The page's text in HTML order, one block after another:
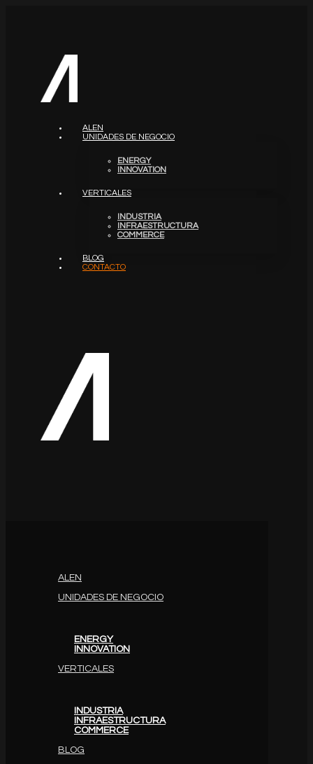
ALEN
UNIDADES DE NEGOCIO
ENERGY
INNOVATION
VERTICALES
INDUSTRIA
INFRAESTRUCTURA
COMMERCE
BLOG
CONTACTO
ALEN
UNIDADES DE NEGOCIO
ENERGY
INNOVATION
VERTICALES
INDUSTRIA
INFRAESTRUCTURA
COMMERCE
BLOG